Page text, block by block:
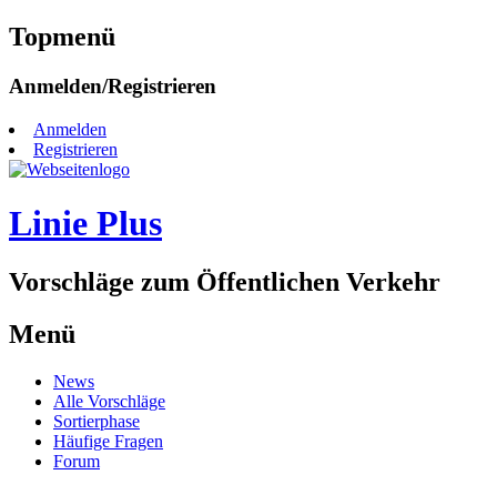
Topmenü
Zum
springen
Anmelden/Registrieren
Anmelden
Registrieren
Linie Plus
Vorschläge zum Öffentlichen Verkehr
Menü
Zum
Inhalt
springen
News
Alle Vorschläge
Sortierphase
Häufige Fragen
Forum